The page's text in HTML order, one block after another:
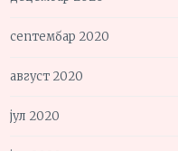
септембар 2020
август 2020
јул 2020